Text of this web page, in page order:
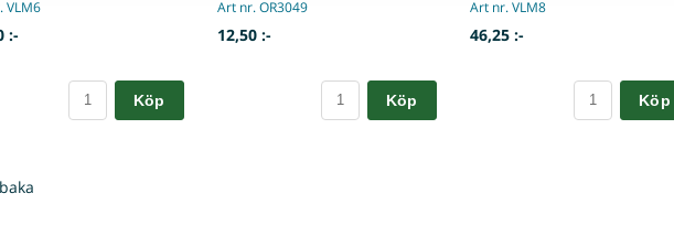
VLM6
:-
Köp
Art nr. OR3049
12,50 :-
Köp
Art nr. VLM8
46,25 :-
Köp